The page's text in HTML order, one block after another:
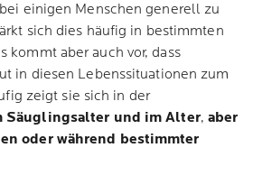
einigen Menschen generell zu
sich dies häufig in bestimmten
kommt aber auch vor, dass
in diesen Lebenssituationen zum
zeigt sie sich in der
Säuglingsalter und im Alter, aber
oder während bestimmter